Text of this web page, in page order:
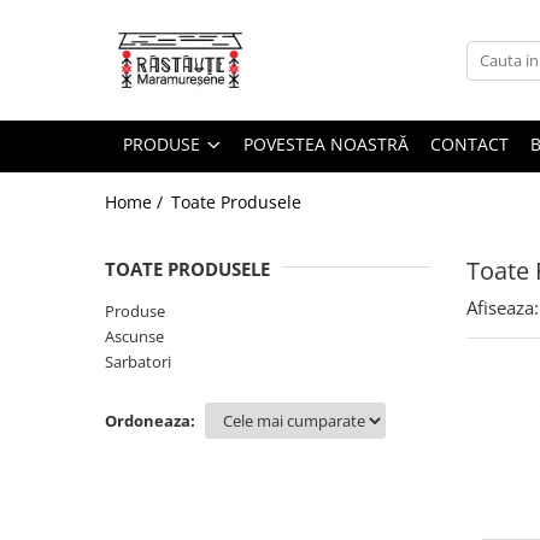
Paste colorate cu legume
Paste Simple
Paste de post, fără ou
Pachete cadou
PRODUSE POVESTEA NOASTRĂ CONTACT
Home / Toate Produsele
Toate
TOATE PRODUSELE
Produse
Ascunse
Sarbatori
Ordoneaza:
Afiseaza: